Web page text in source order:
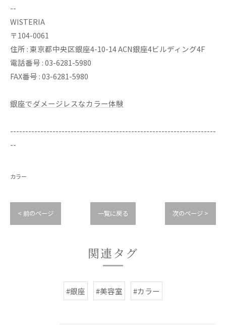
--
WISTERIA
〒104-0061
住所 : 東京都中央区銀座4-10-14 ACN銀座4ビルディング4F
電話番号 : 03-6281-5980
FAX番号 : 03-6281-5980
銀座でダメージレスなカラー体験
--------------------------------------------------------------------
--
カラー
< 前のページ 一覧に戻る 次のページ >
関連タグ
#銀座 #美容室 #カラー